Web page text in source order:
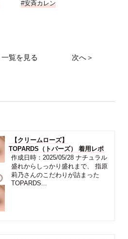
#安斉カレン
一覧を見る 次へ＞
【クリームローズ】
TOPARDS（トパーズ） 着用レポ
作成日時：2025/05/28 ナチュラル
盛れからしっかり盛れまで、 指原
莉乃さんのこだわりが詰まった
TOPARDS...